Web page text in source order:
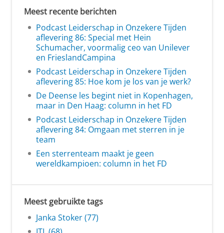
Meest recente berichten
Podcast Leiderschap in Onzekere Tijden
aflevering 86: Special met Hein
Schumacher, voormalig ceo van Unilever
en FrieslandCampina
Podcast Leiderschap in Onzekere Tijden
aflevering 85: Hoe kom je los van je werk?
De Deense les begint niet in Kopenhagen,
maar in Den Haag: column in het FD
Podcast Leiderschap in Onzekere Tijden
aflevering 84: Omgaan met sterren in je
team
Een sterrenteam maakt je geen
wereldkampioen: column in het FD
Meest gebruikte tags
Janka Stoker (77)